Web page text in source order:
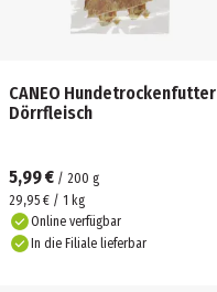
CANEO Hundetrockenfutter
Dörrfleisch
5,99 € / 200 g
29,95 € / 1 kg
Online verfügbar
In die Filiale lieferbar